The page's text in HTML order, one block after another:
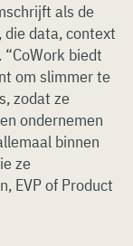
als de
data, context
biedt
om slimmer te
zodat ze
ondernemen
binnen
ze
EVP of Product